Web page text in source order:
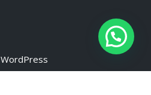
WordPress